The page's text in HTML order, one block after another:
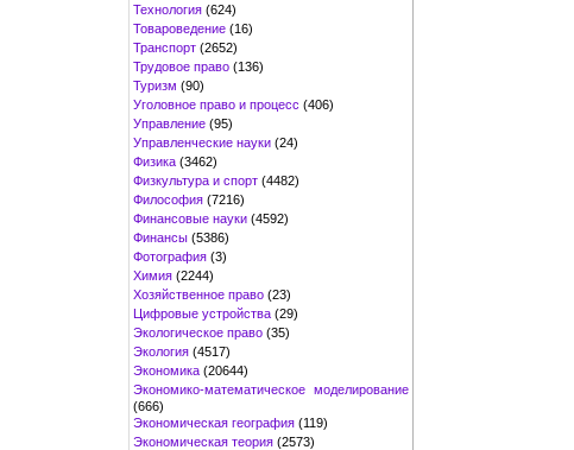
Технология (624)
Товароведение (16)
Транспорт (2652)
Трудовое право (136)
Туризм (90)
Уголовное право и процесс (406)
Управление (95)
Управленческие науки (24)
Физика (3462)
Физкультура и спорт (4482)
Философия (7216)
Финансовые науки (4592)
Финансы (5386)
Фотография (3)
Химия (2244)
Хозяйственное право (23)
Цифровые устройства (29)
Экологическое право (35)
Экология (4517)
Экономика (20644)
Экономико-математическое моделирование
(666)
Экономическая география (119)
Экономическая теория (2573)